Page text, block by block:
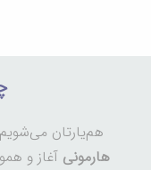
هم‌یارتان
هارمونی آغاز و